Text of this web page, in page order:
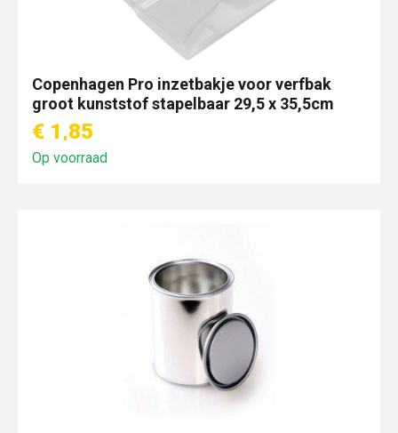
Copenhagen Pro inzetbakje voor verfbak
groot kunststof stapelbaar 29,5 x 35,5cm
€ 1,85
Op voorraad